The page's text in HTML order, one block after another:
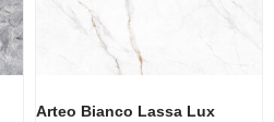
Arteo Bianco Lassa Lux